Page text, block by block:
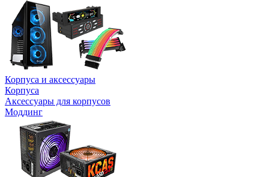
Корпуса и аксессуары
Корпуса
Аксессуары для корпусов
Моддинг